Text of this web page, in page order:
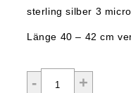
sterling silber 3
Länge 40 – 42 cm